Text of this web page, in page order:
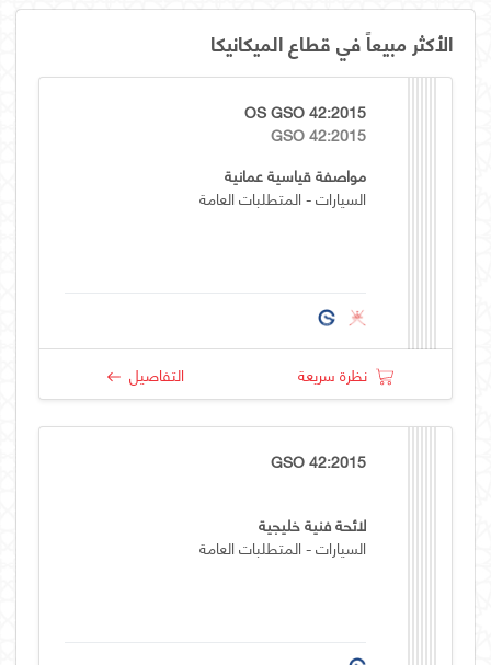
الأكثر مبيعاً في قطاع الميكانيكا
OS GSO 42:2015
GSO 42:2015
مواصفة قياسية عمانية
السيارات - المتطلبات العامة
نظرة سريعة التفاصيل
GSO 42:2015
لائحة فنية خليجية
السيارات - المتطلبات العامة